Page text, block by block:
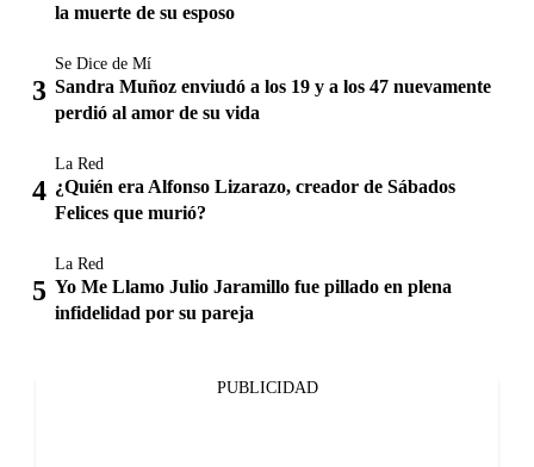
la muerte de su esposo
Se Dice de Mí
Sandra Muñoz enviudó a los 19 y a los 47 nuevamente
perdió al amor de su vida
La Red
¿Quién era Alfonso Lizarazo, creador de Sábados
Felices que murió?
La Red
Yo Me Llamo Julio Jaramillo fue pillado en plena
infidelidad por su pareja
PUBLICIDAD